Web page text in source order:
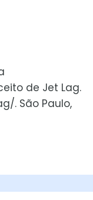
de Jet Lag.
. São Paulo,